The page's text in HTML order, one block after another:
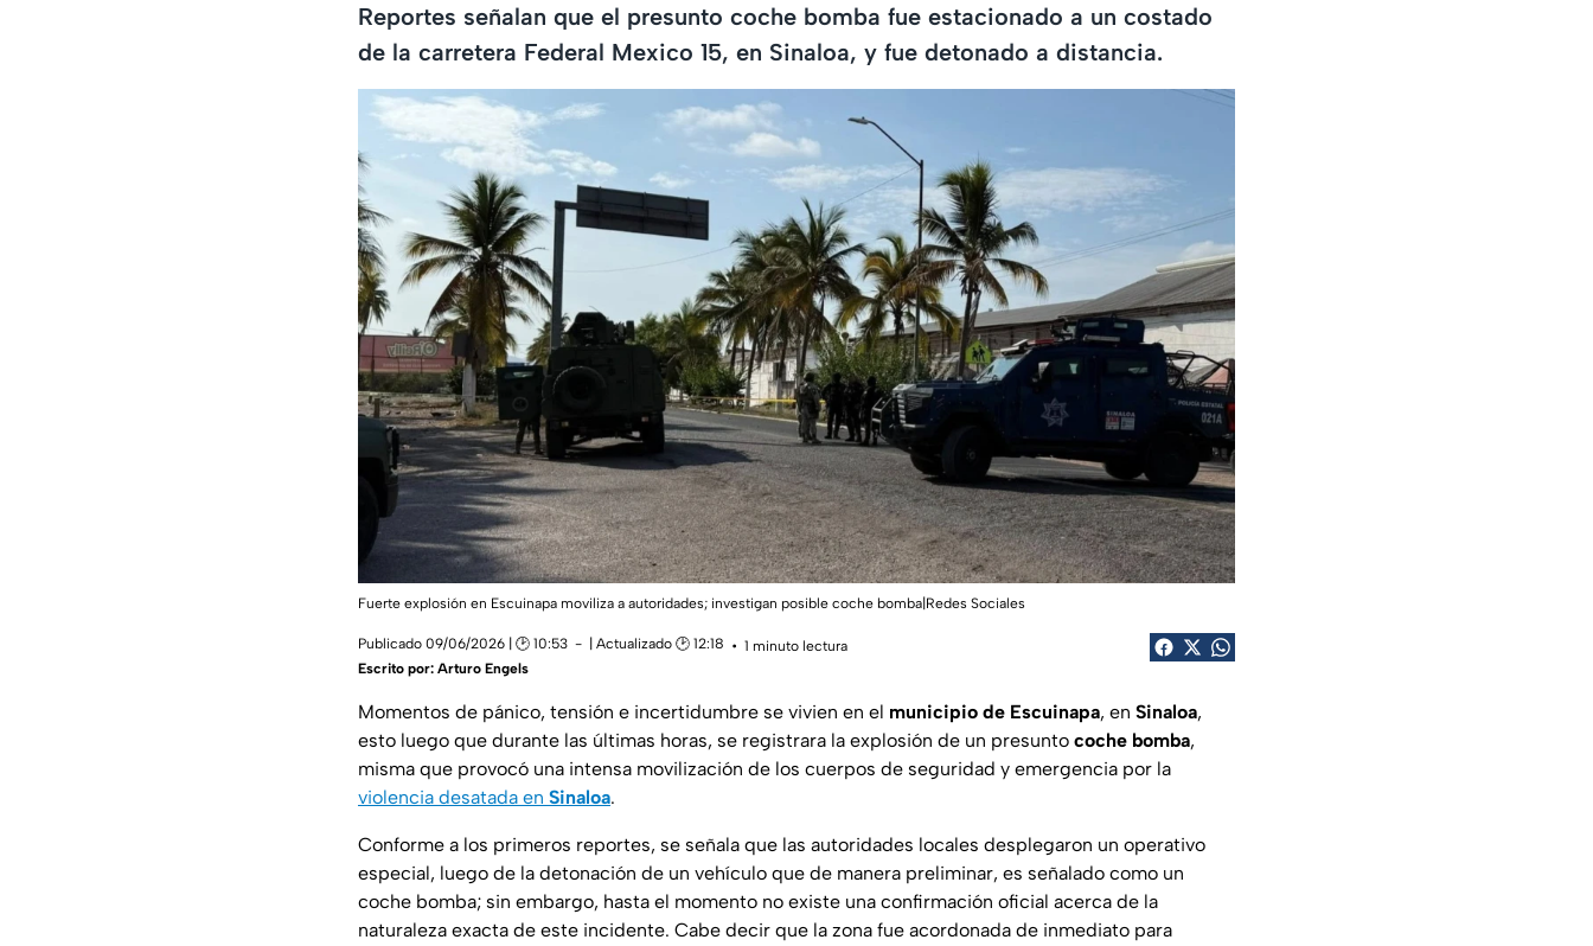
Reportes señalan que el presunto coche bomba fue estacionado a un costado
de la carretera Federal Mexico 15, en Sinaloa, y fue detonado a distancia.
Fuerte explosión en Escuinapa moviliza a autoridades; investigan posible coche bomba|Redes Sociales
Publicado 09/06/2026 | 🕑 10:53 | Actualizado 🕑 12:18
1 minuto lectura
Escrito por: Arturo Engels
Momentos de pánico, tensión e incertidumbre se vivien en el municipio de Escuinapa, en Sinaloa,
esto luego que durante las últimas horas, se registrara la explosión de un presunto coche bomba,
misma que provocó una intensa movilización de los cuerpos de seguridad y emergencia por la
violencia desatada en Sinaloa.
Conforme a los primeros reportes, se señala que las autoridades locales desplegaron un operativo
especial, luego de la detonación de un vehículo que de manera preliminar, es señalado como un
coche bomba; sin embargo, hasta el momento no existe una confirmación oficial acerca de la
naturaleza exacta de este incidente. Cabe decir que la zona fue acordonada de inmediato para